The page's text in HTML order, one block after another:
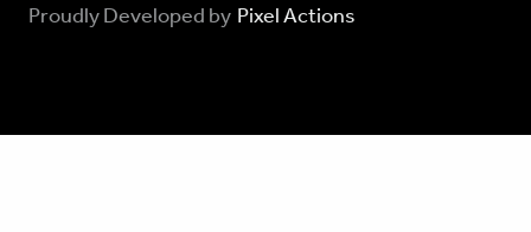
Proudly Developed by Pixel Actions